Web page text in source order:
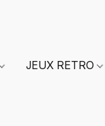
JEUX RETRO